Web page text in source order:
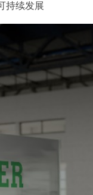
持续发展